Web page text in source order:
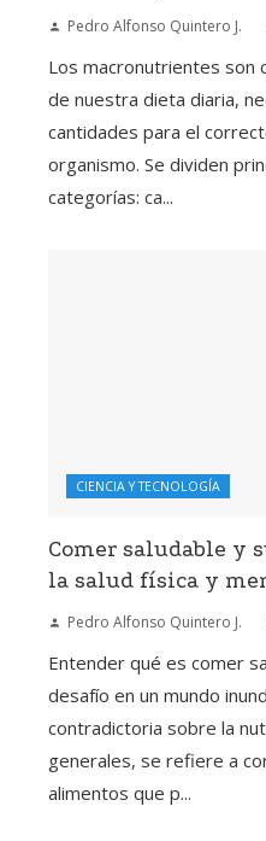
Pedro Alfonso Quintero J.
Los macronutrientes son
de nuestra dieta diaria,
cantidades para el
organismo. Se dividen
categorías: ca...
CIENCIA Y TECNOLOGÍA
Comer saludable y
la salud física y
Pedro Alfonso Quintero J.
Entender qué es comer
desafío en un mundo
contradictoria sobre la
generales, se refiere a
alimentos que p...